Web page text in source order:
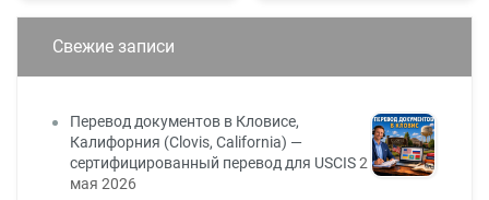
Свежие записи
Перевод документов в Кловисе,
Калифорния (Clovis, California) —
сертифицированный перевод для USCIS2
мая 2026